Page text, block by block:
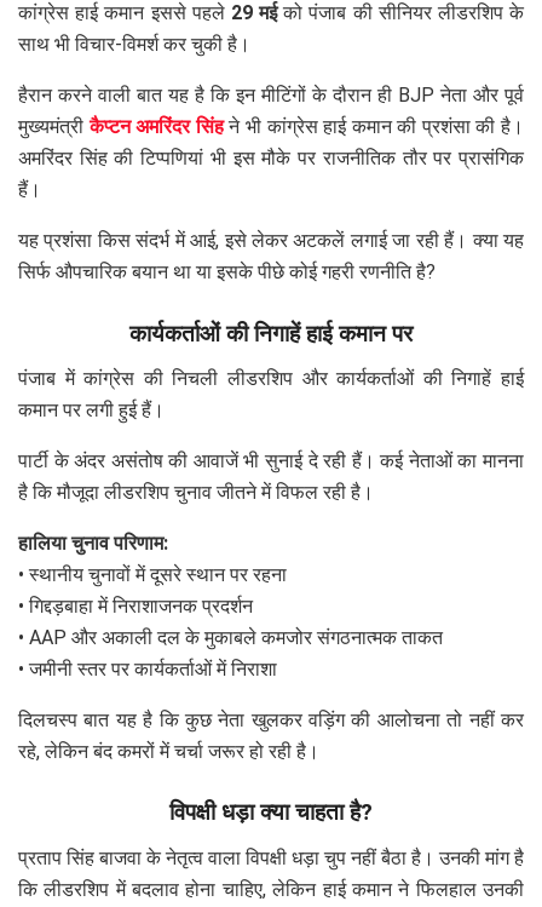
कांग्रेस हाई कमान इससे पहले 29 मईको पंजाब की सीनियर लीडरशिप के
साथ भी विचार-विमर्श कर चुकी है।
हैरान करने वाली बात यह है कि इन मीटिंगों के दौरान ही BJP नेता और पूर्व
मुख्यमंत्रीकैप्टन अमरिंदर सिंहने भी कांग्रेस हाई कमान की प्रशंसा की है।
अमरिंदर सिंह की टिप्पणियां भी इस मौके पर राजनीतिक तौर पर प्रासंगिक
हैं।
यह प्रशंसा किस संदर्भ में आई, इसे लेकर अटकलें लगाई जा रही हैं। क्या यह
सिर्फ औपचारिक बयान था या इसके पीछे कोई गहरी रणनीति है?
कार्यकर्ताओं की निगाहें हाई कमान पर
पंजाब में कांग्रेस की निचली लीडरशिप और कार्यकर्ताओं की निगाहें हाई
कमान पर लगी हुई हैं।
पार्टी के अंदर असंतोष की आवाजें भी सुनाई दे रही हैं। कई नेताओं का मानना
है कि मौजूदा लीडरशिप चुनाव जीतने में विफल रही है।
हालिया चुनाव परिणाम:
• स्थानीय चुनावों में दूसरे स्थान पर रहना
• गिद्दड़बाहा में निराशाजनक प्रदर्शन
• AAP और अकाली दल के मुकाबले कमजोर संगठनात्मक ताकत
• जमीनी स्तर पर कार्यकर्ताओं में निराशा
दिलचस्प बात यह है कि कुछ नेता खुलकर वड़िंग की आलोचना तो नहीं कर
रहे, लेकिन बंद कमरों में चर्चा जरूर हो रही है।
विपक्षी धड़ा क्या चाहता है?
प्रताप सिंह बाजवा के नेतृत्व वाला विपक्षी धड़ा चुप नहीं बैठा है। उनकी मांग है
कि लीडरशिप में बदलाव होना चाहिए, लेकिन हाई कमान ने फिलहाल उनकी